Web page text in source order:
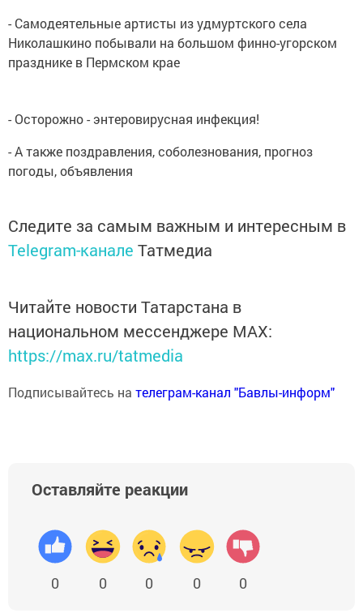
- Самодеятельные артисты из удмуртского села
Николашкино побывали на большом финно-угорском
празднике в Пермском крае
- Осторожно - энтеровирусная инфекция!
- А также поздравления, соболезнования, прогноз
погоды, объявления
Следите за самым важным и интересным в
Telegram-канале Татмедиа
Читайте новости Татарстана в
национальном мессенджере MАХ:
https://max.ru/tatmedia
Подписывайтесь на телеграм-канал "Бавлы-информ"
Оставляйте реакции
0 0 0 0 0